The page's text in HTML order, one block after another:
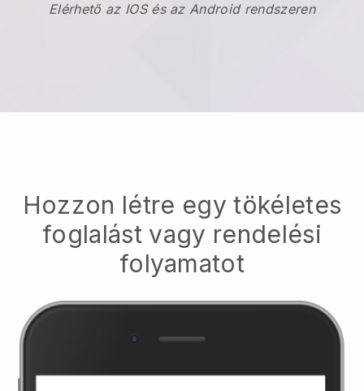
Elérhető az IOS és az Android rendszeren
Hozzon létre egy tökéletes
foglalást vagy rendelési
folyamatot